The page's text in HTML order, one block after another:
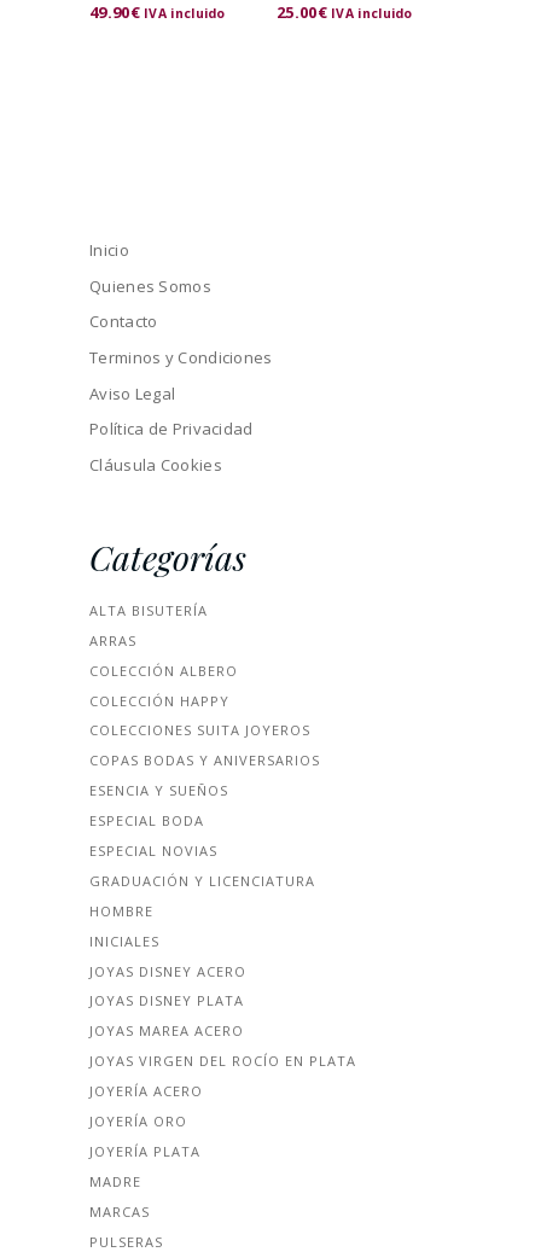
49.90€ IVA incluido 25.00€ IVA incluido
Inicio
Quienes Somos
Contacto
Terminos y Condiciones
Aviso Legal
Política de Privacidad
Cláusula Cookies
Categorías
ALTA BISUTERÍA
ARRAS
COLECCIÓN ALBERO
COLECCIÓN HAPPY
COLECCIONES SUITA JOYEROS
COPAS BODAS Y ANIVERSARIOS
ESENCIA Y SUEÑOS
ESPECIAL BODA
ESPECIAL NOVIAS
GRADUACIÓN Y LICENCIATURA
HOMBRE
INICIALES
JOYAS DISNEY ACERO
JOYAS DISNEY PLATA
JOYAS MAREA ACERO
JOYAS VIRGEN DEL ROCÍO EN PLATA
JOYERÍA ACERO
JOYERÍA ORO
JOYERÍA PLATA
MADRE
MARCAS
PULSERAS